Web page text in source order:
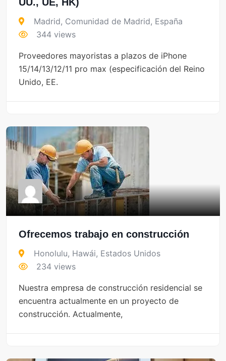
Madrid, Comunidad de Madrid, España
344 views
Proveedores mayoristas a plazos de iPhone
15/14/13/12/11 pro max (especificación del Reino
Unido, EE.
Ofrecemos trabajo en construcción
Honolulu, Hawái, Estados Unidos
234 views
Nuestra empresa de construcción residencial se
encuentra actualmente en un proyecto de
construcción. Actualmente,